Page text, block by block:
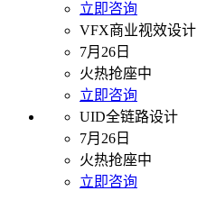
立即咨询
VFX商业视效设计
7月26日
火热抢座中
立即咨询
UID全链路设计
7月26日
火热抢座中
立即咨询